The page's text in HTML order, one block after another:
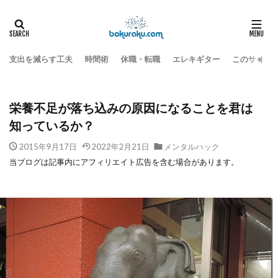
支出を減らす工夫 時間術 休職・転職 エレキギター このサイ
栄養不足が落ち込みの原因になることを君は知っているか？
栄養不足が落ち込みの原因になることを君は
知っているか？
2015年9月17日 2022年2月21日 メンタルハック
当ブログは記事内にアフィリエイト広告を含む場合があります。